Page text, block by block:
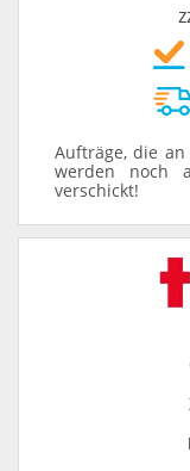
Aufträge, die an
werden noch
verschickt!